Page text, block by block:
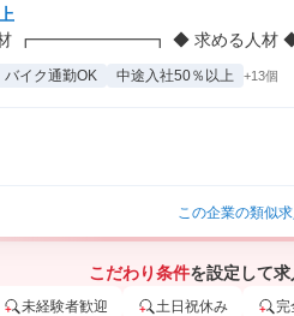
材 ┏━━━━━━━┓ ◆ 求める人
バイク通勤OK 中途入社50％以上 +13個
この企業の類似
こだわり条件を設定して
未経験者歓迎 土日祝休み 完